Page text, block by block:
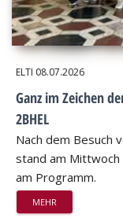
ELTI 08.07.2026
Ganz im Zeichen
2BHEL
Nach dem Besuch
stand am Mittwoch
am Programm.
MEHR